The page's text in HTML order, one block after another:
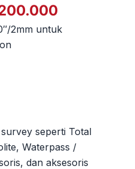
saat
2mm untuk
seperti Total
Waterpass /
dan aksesoris